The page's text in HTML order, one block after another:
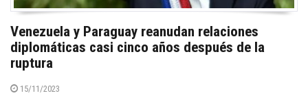
Venezuela y Paraguay reanudan relaciones
diplomáticas casi cinco años después de la
ruptura
15/11/2023